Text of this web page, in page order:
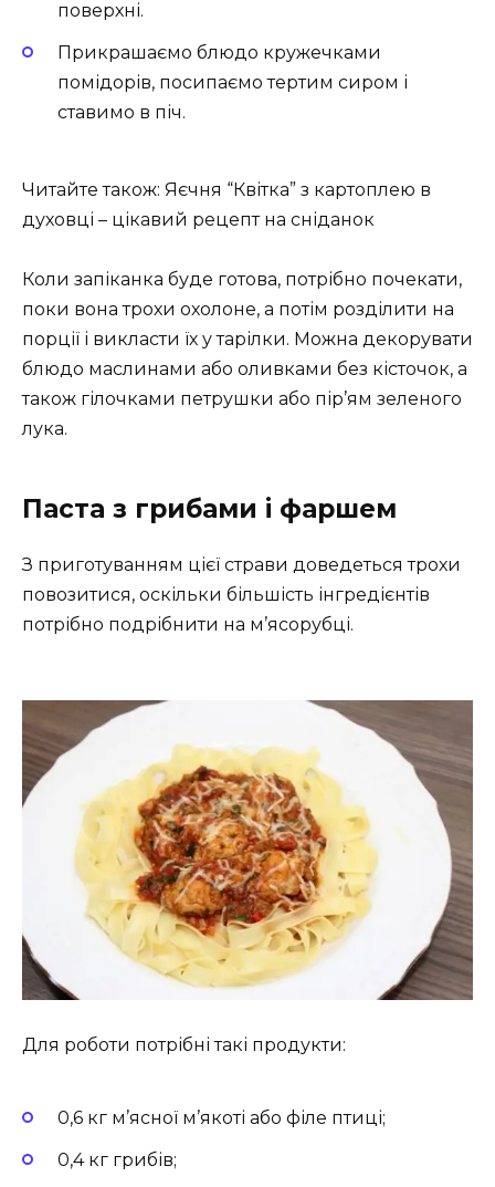
поверхні.
Прикрашаємо блюдо кружечками
помідорів, посипаємо тертим сиром і
ставимо в піч.
Читайте також: Яєчня “Квітка” з картоплею в
духовці – цікавий рецепт на сніданок
Коли запіканка буде готова, потрібно почекати,
поки вона трохи охолоне, а потім розділити на
порції і викласти їх у тарілки. Можна декорувати
блюдо маслинами або оливками без кісточок, а
також гілочками петрушки або пір’ям зеленого
лука.
Паста з грибами і фаршем
З приготуванням цієї страви доведеться трохи
повозитися, оскільки більшість інгредієнтів
потрібно подрібнити на м’ясорубці.
Для роботи потрібні такі продукти:
0,6 кг м’ясної м’якоті або філе птиці;
0,4 кг грибів;